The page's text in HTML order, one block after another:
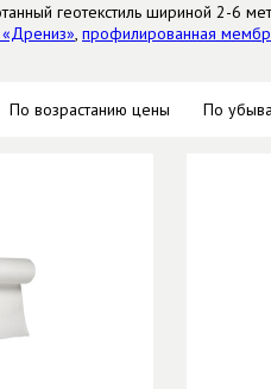
геотекстиль шириной 2-6
, профилированная
По возрастанию цены По